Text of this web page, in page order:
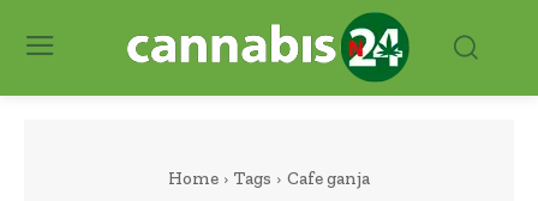
Home Tags Cafe ganja